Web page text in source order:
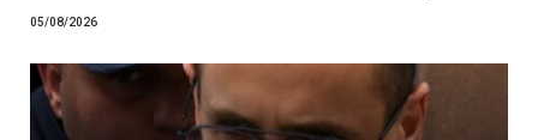
05/08/2026